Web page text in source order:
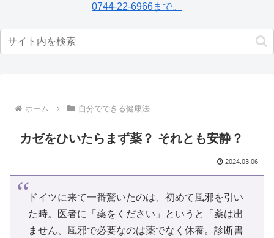
0744-22-6966まで。
ホーム 自分でできる健康法
カゼをひいたらまず薬？ それとも安静？
2024.03.06
ドイツに来て一番驚いたのは、初めて風邪を引い
た時。医者に「薬をください」というと「薬は出
ません、風邪で必要なのは薬でなく休養。診断書